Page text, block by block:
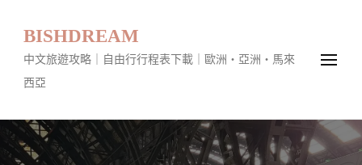
BISHDREAM
中文旅遊攻略｜自由行行程表下載｜歐洲・亞洲・馬來
西亞